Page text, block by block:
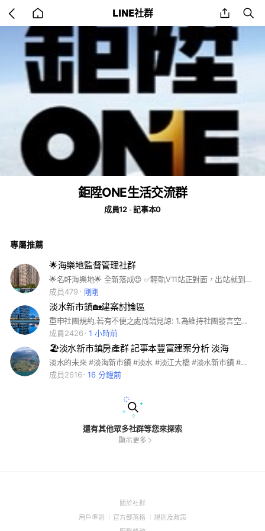
back
to
home
LINE社群 share
鉅陞ONE生活交流群
成員12 記事本0
專屬推薦
🌟海樂地監督管理社群
🌟名軒海樂地🌟 全新落成😍 ✅輕軌V11站正對面，出站就到家 ✅美麗新影城650米，購物好方便 ✅20項俱樂部公設，回家就像在渡假 ✅24-42坪、1-3房，成家首選規劃 #海樂地 #名軒 #名軒海樂地
成員479
剛剛
淡水新市鎮🏡建案討論區
重申社團規約,若有不便之處尚請見諒: 1.為維持社團發言空間的單純性,請勿張貼業配文,請勿轉貼報章媒體 個人恩怨不實報導 2.為維護社團發言空間的和協性,請尊重各種立場的意見,請勿用過激的言語相互攻擊,發言或分享照片時應注意避免觸法... 3.社友若有違反上述版規之情事,管理員會採取關閉留言功能,限制發言,或請出社團等適當的處理... 4.社團人多嘴雜,加入社團或貼文仍有經管理員簡單過濾的必要...但在不違反規約的前提下,歡迎任何有關淡海新市鎮房市與生活的訊息貼文或留言... 活躍顯示大家都很關心淡海新市鎮的房市情報或生活環境建設進度,讓我們大家共同努力,共同分享淡海新市鎮的房市與生活現況圖文...謝謝大家!
成員2426
1 小時前
🏖淡水新市鎮房產群 記事本豐富建案分析 淡海
淡水的未來 #淡海新市鎮 #淡水 #淡江大橋 #淡水新市鎮 #新市鎮 #輕軌
成員2616
16 分鐘前
還有其他眾多社群等您來探索
顯示更多
關於社群(Open
用戶準則
(Open
官方部落格
(Open
規則及政策(Open